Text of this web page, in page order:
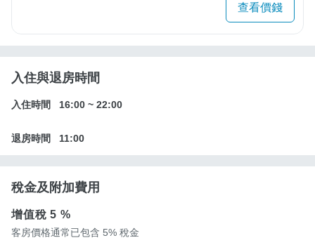
查看價錢
入住與退房時間
入住時間 16:00 ~ 22:00
退房時間 11:00
稅金及附加費用
增值稅5 %
客房價格通常已包含 5% 稅金